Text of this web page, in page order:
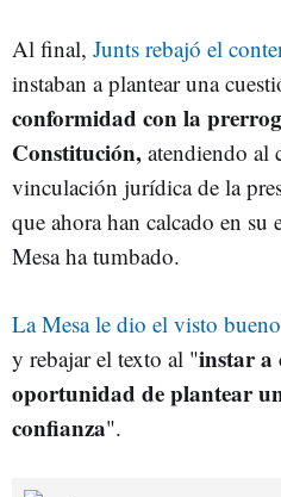
Al final, Junts rebajó el
instaban a plantear una
conformidad con la
Constitución, atendiendo al
vinculación jurídica de la
que ahora han calcado en su
Mesa ha tumbado.
La Mesa le dio el visto bueno
y rebajar el texto al "instar a
oportunidad de plantear
confianza".